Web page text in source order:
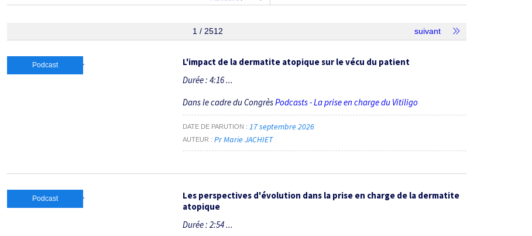
1 / 2512 suivant
Podcast
L'impact de la dermatite atopique sur le vécu du patient
Durée : 4:16 ...
Dans le cadre du CongrèsPodcasts - La prise en charge du Vitiligo
DATE DE PARUTION 17 septembre 2026
AUTEUR Pr Marie JACHIET
Podcast
Les perspectives d'évolution dans la prise en charge de la dermatite
atopique
Durée : 2:54 ...